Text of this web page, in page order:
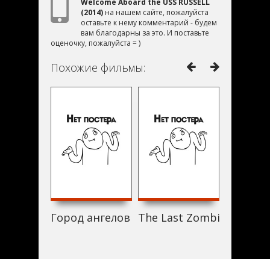
(2014) на нашем сайте, пожалуйста
оставьте к нему комментарий - будем
вам благодарны за это. И поставьте
оценочку, пожалуйста = )
Похожие фильмы:
Город ангелов (2014)The Last Zombie